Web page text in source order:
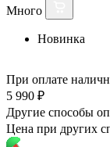
Много
Новинка
При оплате
5 990 ₽
Другие способы
Цена при других